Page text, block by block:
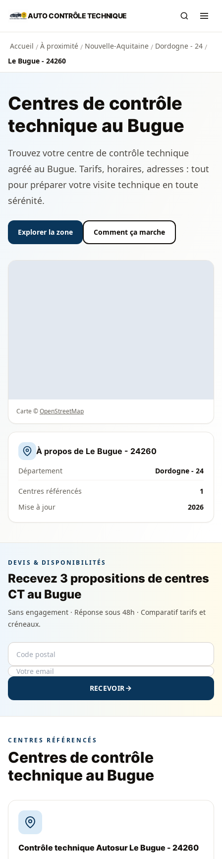
Aller au contenu principal
AUTO CONTRÔLE TECHNIQUE
Accueil / À proximité / Nouvelle-Aquitaine / Dordogne - 24 /
Le Bugue - 24260
Centres de contrôle
technique au Bugue
Trouvez votre centre de contrôle technique
agréé au Bugue. Tarifs, horaires, adresses : tout
pour préparer votre visite technique en toute
sérénité.
Explorer la zone Comment ça marche
Carte ©OpenStreetMap
À propos de Le Bugue - 24260
Département Dordogne - 24
Centres référencés
1
Mise à jour
2026
DEVIS & DISPONIBILITÉS
Recevez 3 propositions de centres
CT au Bugue
Sans engagement · Réponse sous 48h · Comparatif tarifs et
créneaux.
Code postal
Email
RECEVOIR
CENTRES RÉFÉRENCÉS
Centres de contrôle
technique au Bugue
Contrôle technique Autosur Le Bugue - 24260